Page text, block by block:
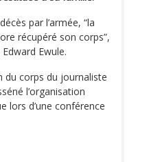
par l’armée, “la
récupéré son corps”,
Ewule.
du corps du journaliste
l’organisation
lors d’une conférence